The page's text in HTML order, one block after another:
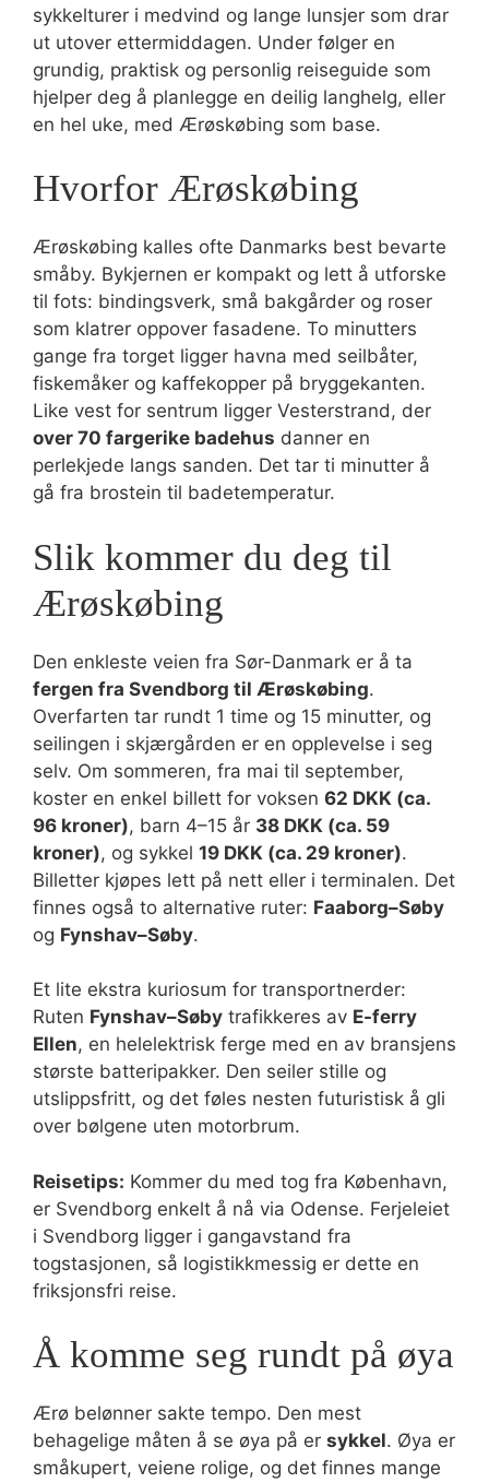
sykkelturer i medvind og lange lunsjer som drar
ut utover ettermiddagen. Under følger en
grundig, praktisk og personlig reiseguide som
hjelper deg å planlegge en deilig langhelg, eller
en hel uke, med Ærøskøbing som base.
Hvorfor Ærøskøbing
Ærøskøbing kalles ofte Danmarks best bevarte
småby. Bykjernen er kompakt og lett å utforske
til fots: bindingsverk, små bakgårder og roser
som klatrer oppover fasadene. To minutters
gange fra torget ligger havna med seilbåter,
fiskemåker og kaffekopper på bryggekanten.
Like vest for sentrum ligger Vesterstrand, der
over 70 fargerike badehus danner en
perlekjede langs sanden. Det tar ti minutter å
gå fra brostein til badetemperatur.
Slik kommer du deg til
Ærøskøbing
Den enkleste veien fra Sør-Danmark er å ta
fergen fra Svendborg til Ærøskøbing.
Overfarten tar rundt 1 time og 15 minutter, og
seilingen i skjærgården er en opplevelse i seg
selv. Om sommeren, fra mai til september,
koster en enkel billett for voksen 62 DKK (ca.
96 kroner), barn 4–15 år 38 DKK (ca. 59
kroner), og sykkel 19 DKK (ca. 29 kroner).
Billetter kjøpes lett på nett eller i terminalen. Det
finnes også to alternative ruter: Faaborg–Søby
og Fynshav–Søby.
Et lite ekstra kuriosum for transportnerder:
Ruten Fynshav–Søby trafikkeres av E-ferry
Ellen, en helelektrisk ferge med en av bransjens
største batteripakker. Den seiler stille og
utslippsfritt, og det føles nesten futuristisk å gli
over bølgene uten motorbrum.
Reisetips: Kommer du med tog fra København,
er Svendborg enkelt å nå via Odense. Ferjeleiet
i Svendborg ligger i gangavstand fra
togstasjonen, så logistikkmessig er dette en
friksjonsfri reise.
Å komme seg rundt på øya
Ærø belønner sakte tempo. Den mest
behagelige måten å se øya på er sykkel. Øya er
småkupert, veiene rolige, og det finnes mange